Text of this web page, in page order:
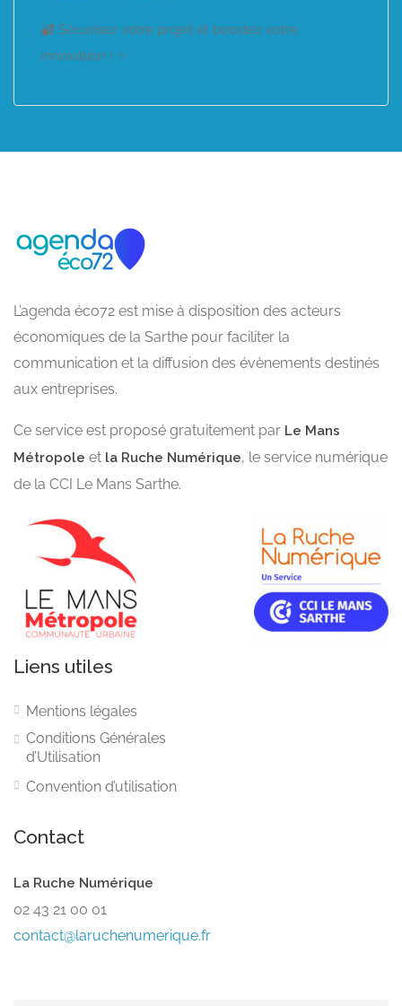
🔐 Sécurisez votre projet et boostez votre
innovation ! ✨
L’agenda éco72 est mise à disposition des acteurs
économiques de la Sarthe pour faciliter la
communication et la diffusion des évènements destinés
aux entreprises.
Ce service est proposé gratuitement par Le Mans
Métropole et la Ruche Numérique, le service numérique
de la CCI Le Mans Sarthe.
Liens utiles
Mentions légales
Conditions Générales
d’Utilisation
Convention d’utilisation
Contact
La Ruche Numérique
02 43 21 00 01
contact@laruchenumerique.fr